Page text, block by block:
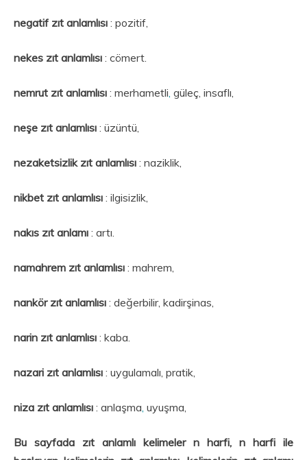
negatif zıt anlamlısı : pozitif,
nekes zıt anlamlısı : cömert.
nemrut zıt anlamlısı : merhametli güleç, insaflı,
neşe zıt anlamlısı : üzüntü,
nezaketsizlik zıt anlamlısı : naziklik,
nikbet zıt anlamlısı : ilgisizlik,
nakıs zıt anlamı : artı.
namahrem zıt anlamlısı : mahrem,
nankör zıt anlamlısı : değerbilir, kadirşinas,
narin zıt anlamlısı : kaba.
nazari zıt anlamlısı : uygulamalı, pratik,
niza zıt anlamlısı : anlaşma uyuşma,
Bu sayfada zıt anlamlı kelimeler n harfi, n harfi ile